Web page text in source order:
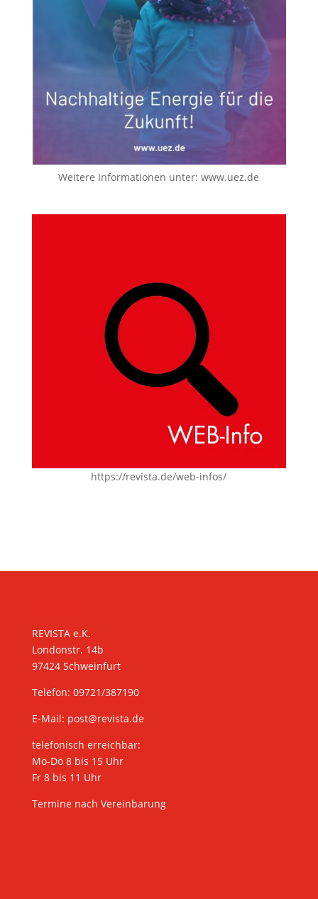
Weitere Informationen unter:www.uez.de
https://revista.de/web-infos/
REVISTA e.K.
Londonstr. 14b
97424 Schweinfurt
Telefon: 09721/387190
E-Mail: post@revista.de
telefonisch erreichbar:
Mo-Do 8 bis 15 Uhr
Fr 8 bis 11 Uhr
Termine nach Vereinbarung